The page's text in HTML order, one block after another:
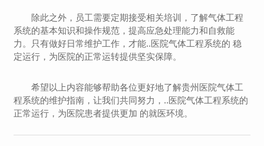
除此之外，员工需要定期接受相关培训，了解气体工程
系统的基本知识和操作规范，提高应急处理能力和自救能
力。只有做好日常维护工作，才能..医院气体工程系统的 稳
定运行，为医院的正常运转提供坚实保障。
希望以上内容能够帮助各位更好地了解贵州医院气体工
程系统的维护指南，让我们共同努力，..医院气体工程系统的
正常运行，为医院患者提供更加 的就医环境。